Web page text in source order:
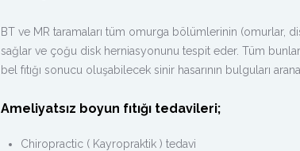
BT ve MR taramaları tüm omurga bölümlerinin (omurlar,
sağlar ve çoğu disk herniasyonunu tespit eder. Tüm
bel fıtığı sonucu oluşabilecek sinir hasarının bulguları
Ameliyatsız boyun fıtığı tedavileri;
Chiropractic ( Kayropraktik ) tedavi